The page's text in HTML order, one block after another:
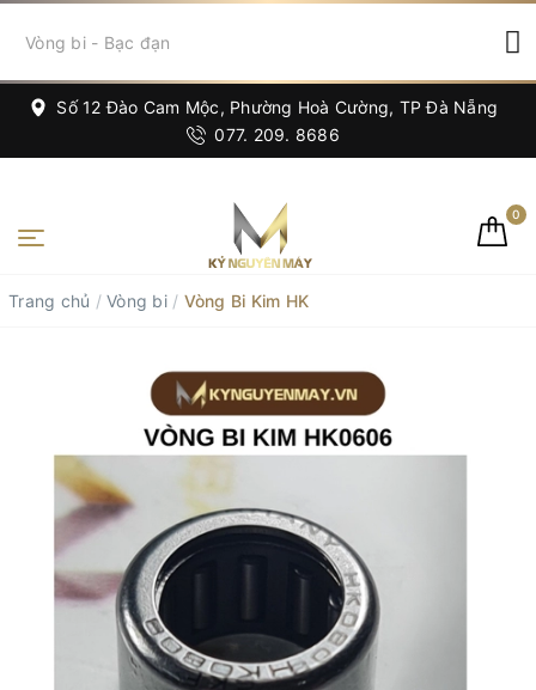
Số 12 Đào Cam Mộc, Phường Hoà Cường, TP Đà Nẵng
077. 209. 8686
0
Trang chủ / Vòng bi/ Vòng Bi Kim HK